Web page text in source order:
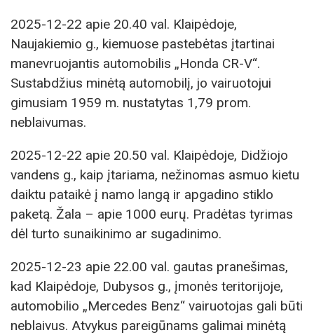
2025-12-22 apie 20.40 val. Klaipėdoje,
Naujakiemio g., kiemuose pastebėtas įtartinai
manevruojantis automobilis „Honda CR-V“.
Sustabdžius minėtą automobilį, jo vairuotojui
gimusiam 1959 m. nustatytas 1,79 prom.
neblaivumas.
2025-12-22 apie 20.50 val. Klaipėdoje, Didžiojo
vandens g., kaip įtariama, nežinomas asmuo kietu
daiktu pataikė į namo langą ir apgadino stiklo
paketą. Žala – apie 1000 eurų. Pradėtas tyrimas
dėl turto sunaikinimo ar sugadinimo.
2025-12-23 apie 22.00 val. gautas pranešimas,
kad Klaipėdoje, Dubysos g., įmonės teritorijoje,
automobilio „Mercedes Benz“ vairuotojas gali būti
neblaivus. Atvykus pareigūnams galimai minėtą